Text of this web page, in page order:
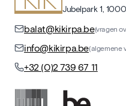
Jubelpark 1,
balat@kikirpa.be(vragen
info@kikirpa.be(algemene
+32 (0)2 739 67 11